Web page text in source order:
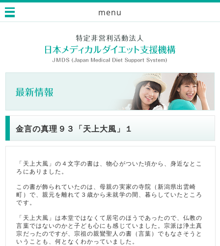
menu
金言の真理９３「天上大風」１
「天上大風」の４文字の書は、物心がついた頃から、身近なとこ
ろにありました。
この書が飾られていたのは、母親の実家の寺院（新潟県出雲崎
町）で、親元を離れて３歳から未就学の間、暮らしていたところ
です。
「天上大風」は本堂ではなくて居宅のほうであったので、仏教の
言葉ではないのかと子ども心にも感じていました。宗派は浄土真
宗だったのですが、宗祖の親鸞聖人の書（言葉）でもなさそうと
いうことも、何となくわかっていました。